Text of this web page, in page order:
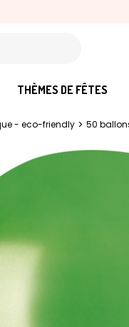
THÈMES DE FÊTES
- eco-friendly > 50